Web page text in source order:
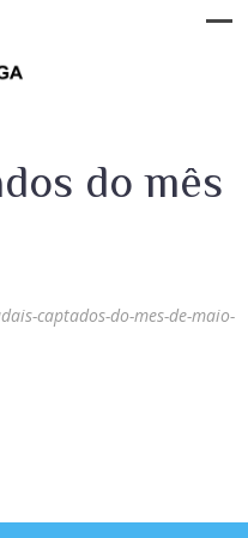
do mês
captados-do-mes-de-maio-